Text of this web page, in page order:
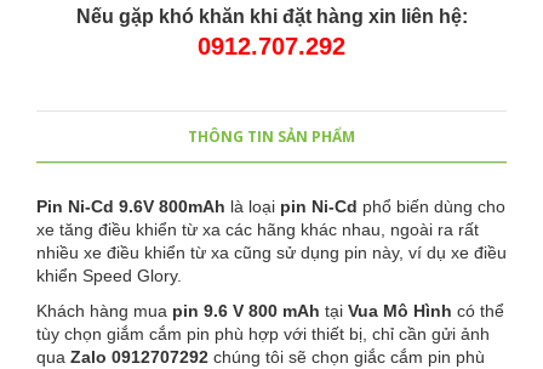
Nếu gặp khó khăn khi đặt hàng xin liên hệ:
0912.707.292
THÔNG TIN SẢN PHẨM
Pin Ni-Cd 9.6V 800mAh là loại pin Ni-Cd phổ biến dùng cho
xe tăng điều khiển từ xa các hãng khác nhau, ngoài ra rất
nhiều xe điều khiển từ xa cũng sử dụng pin này, ví dụ xe điều
khiển Speed Glory.
Khách hàng mua pin 9.6 V 800 mAh tại Vua Mô Hình có thể
tùy chọn giắm cắm pin phù hợp với thiết bị, chỉ cần gửi ảnh
qua Zalo 0912707292 chúng tôi sẽ chọn giắc cắm pin phù